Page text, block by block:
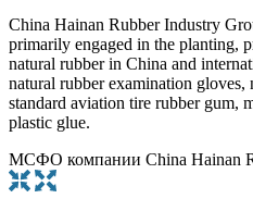
China Hainan Rubber Industry
primarily engaged in the planting,
natural rubber in China and
natural rubber examination gloves,
standard aviation tire rubber gum,
plastic glue.
МСФО компании China Hainan